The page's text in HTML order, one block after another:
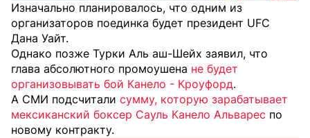
Изначально планировалось, что одним из
организаторов поединка будет президент UFC
Дана Уайт.
Однако позже Турки Аль аш-Шейх заявил, что
глава абсолютного промоушена не будет
организовывать бой Канело - Кроуфорд.
А СМИ подсчитали сумму, которую зарабатывает
мексиканский боксер Сауль Канело Альварес по
новому контракту.